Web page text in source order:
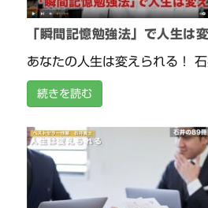
「瞬間記憶勉強法」で人生は
あなたの人生は変えられる！ 石
続きを読む